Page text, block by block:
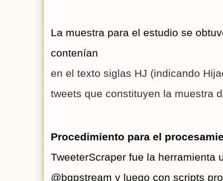
La muestra para el estudio se
contenían
en el texto siglas HJ (indicando
tweets que constituyen la muestra
Procedimiento para el
TweeterScraper fue la
@bgpstream y luego con scripts